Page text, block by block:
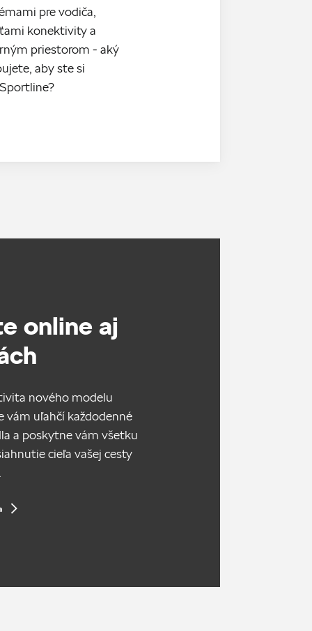
pre vodiča,
konektivity a
priestorom - aký
aby ste si
online aj
nového modelu
vám uľahčí každodenné
a poskytne vám všetku
cieľa vašej cesty